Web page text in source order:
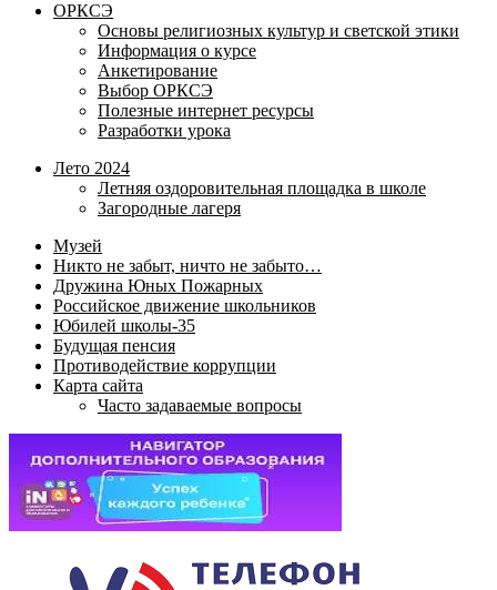
ОРКСЭ
Основы религиозных культур и светской этики
Информация о курсе
Анкетирование
Выбор ОРКСЭ
Полезные интернет ресурсы
Разработки урока
Лето 2024
Летняя оздоровительная площадка в школе
Загородные лагеря
Музей
Никто не забыт, ничто не забыто…
Дружина Юных Пожарных
Российское движение школьников
Юбилей школы-35
Будущая пенсия
Противодействие коррупции
Карта сайта
Часто задаваемые вопросы